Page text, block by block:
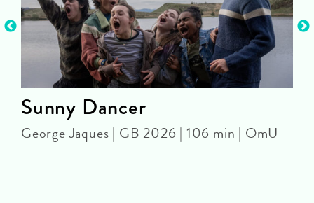
Sunny Dancer
George Jaques | GB 2026 | 106 min | OmU